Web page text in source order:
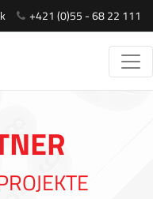
+421 (0)55 - 68 22 111